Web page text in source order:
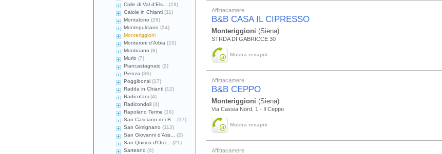
Affittacamere
B&B CASA IL CIPRESSO
Monteriggioni (Siena)
STRDA DI GABRICCE 30
Mostra recapiti
Affittacamere
B&B CEPPO
Monteriggioni (Siena)
Via Cassia Nord, 1 - Il Ceppo
Mostra recapiti
Affittacamere
Colle di Val d'Els...
(19)
Gaiole in Chianti (11)
Montalcino (28)
Montepulciano (34)
Monteriggioni
Monteroni d'Arbia (10)
Monticiano (6)
Murlo (7)
Piancastagnaio (2)
Pienza (36)
Poggibonsi (17)
Radda in Chianti (12)
Radicofani (4)
Radicondoli (4)
Rapolano Terme (16)
San Casciano dei B...
(17)
San Gimignano (113)
San Giovanni d'Ass...
(2)
San Quirico d'Orci...
(21)
Sarteano (4)